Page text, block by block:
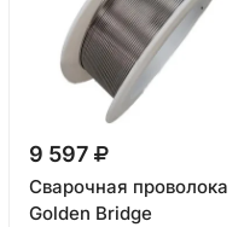
9 597
Сварочная проволока
Golden Bridge